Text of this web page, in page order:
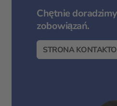
Chętnie
zobowiązań.
STRONA